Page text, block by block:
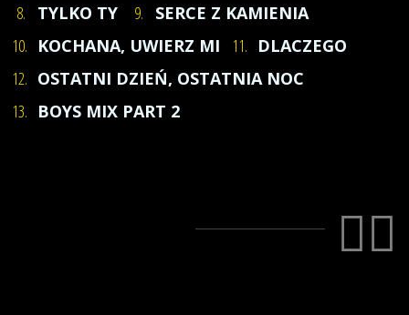
8.
TYLKO TY 9.
SERCE Z KAMIENIA
10. KOCHANA, UWIERZ MI 11. DLACZEGO
12. OSTATNI DZIEŃ, OSTATNIA NOC
13. BOYS MIX PART 2